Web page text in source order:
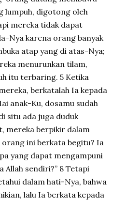
lumpuh, digotong oleh
mereka tidak dapat
Nya karena orang banyak
atap yang di atas-Nya;
menurunkan tilam,
itu terbaring. 5 Ketika
berkatalah Ia kepada
anak-Ku, dosamu sudah
situ ada juga duduk
mereka berpikir dalam
orang ini berkata begitu? Ia
yang dapat mengampuni
Allah sendiri?” 8 Tetapi
dalam hati-Nya, bahwa
lalu Ia berkata kepada